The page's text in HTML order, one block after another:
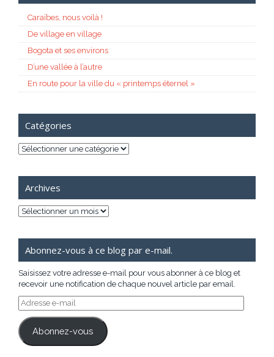
Caraïbes, nous voilà !
De village en village
Bogota et ses environs
D’une vallée à l’autre
En route pour la ville du « printemps éternel »
Catégories
Catégories
Archives
Archives
Abonnez-vous à ce blog par e-mail.
Saisissez votre adresse e-mail pour vous abonner à ce blog et
recevoir une notification de chaque nouvel article par email.
Adresse
e-
mail
Abonnez-vous